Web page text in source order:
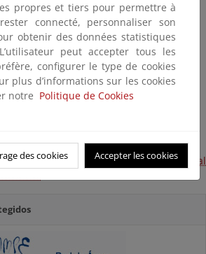
declarados como Zonas de Especial
propres et tiers pour permettre à
connecté, personnaliser son
obtenir des données statistiques
peut accepter tous les
configurer le type de cookies
plus d’informations sur les cookies
notre Politique de Cookies
des cookies Accepter les cookies